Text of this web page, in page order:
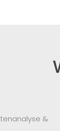
&